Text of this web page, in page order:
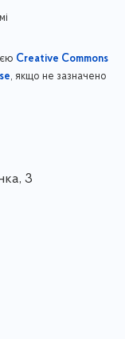
Creative Commons
, якщо не зазначено
3